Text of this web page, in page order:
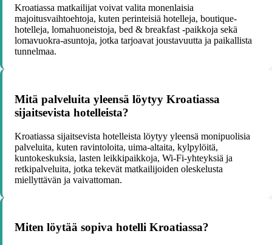
Kroatiassa matkailijat voivat valita monenlaisia
majoitusvaihtoehtoja, kuten perinteisiä hotelleja, boutique-
hotelleja, lomahuoneistoja, bed & breakfast -paikkoja sekä
lomavuokra-asuntoja, jotka tarjoavat joustavuutta ja paikallista
tunnelmaa.
Mitä palveluita yleensä löytyy Kroatiassa
sijaitsevista hotelleista?
Kroatiassa sijaitsevista hotelleista löytyy yleensä monipuolisia
palveluita, kuten ravintoloita, uima-altaita, kylpylöitä,
kuntokeskuksia, lasten leikkipaikkoja, Wi-Fi-yhteyksiä ja
retkipalveluita, jotka tekevät matkailijoiden oleskelusta
miellyttävän ja vaivattoman.
Miten löytää sopiva hotelli Kroatiassa?